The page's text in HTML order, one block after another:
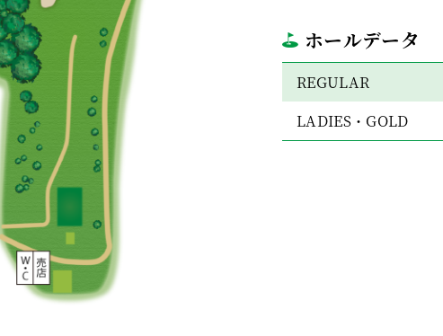
ホールデータ
REGULAR
LADIES・GOLD